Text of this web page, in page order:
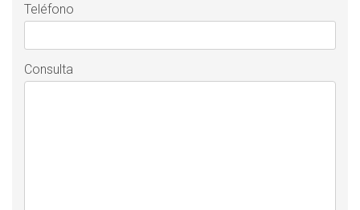
Teléfono
Consulta